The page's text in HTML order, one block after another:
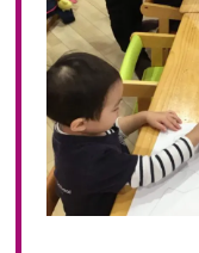
2023
2023年 12月(20)
2023年 11月(20)
2023年 10月(21)
2023年 09月(20)
2023年 08月(21)